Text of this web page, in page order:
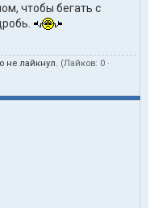
чтобы бегать с
не лайкнул. (Лайков: 0 ·